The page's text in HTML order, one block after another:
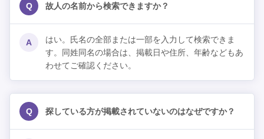
Q 故人の名前から検索できますか？
A
はい。氏名の全部または一部を入力して検索できま
す。同姓同名の場合は、掲載日や住所、年齢などもあ
わせてご確認ください。
Q 探している方が掲載されていないのはなぜですか？